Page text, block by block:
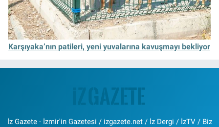
Karşıyaka’nın patileri, yeni yuvalarına kavuşmayı bekliyor
İz Gazete - İzmir'in Gazetesi / izgazete.net / İz Dergi / İzTV / Biz